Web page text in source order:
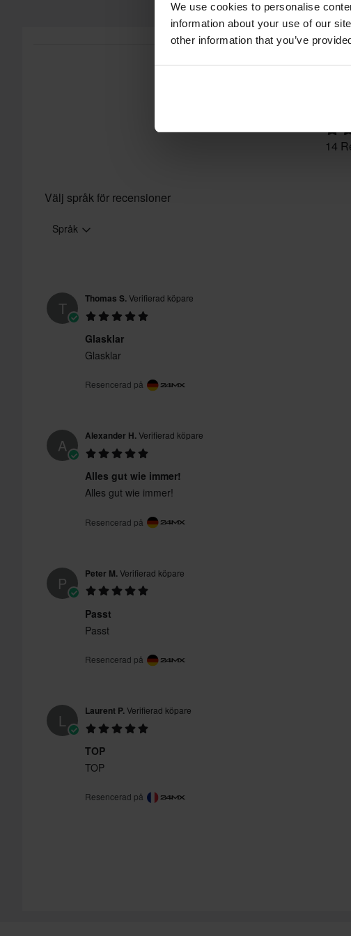
We use cookies to personalise
information about your use of our
other information that you’ve
14
Välj språk för recensioner
Språk
T Thomas S.Verifierad köpare
Glasklar
Glasklar
Resencerad på
A Alexander H.Verifierad köpare
Alles gut wie immer!
Alles gut wie immer!
Resencerad på
P Peter M.Verifierad köpare
Passt
Passt
Resencerad på
L Laurent P.Verifierad köpare
TOP
TOP
Resencerad på